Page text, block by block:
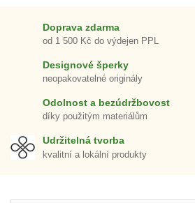
Doprava zdarma
od 1 500 Kč do výdejen PPL
Designové šperky
neopakovatelné originály
Odolnost a bezúdržbovost
díky použitým materiálům
Udržitelná tvorba
kvalitní a lokální produkty